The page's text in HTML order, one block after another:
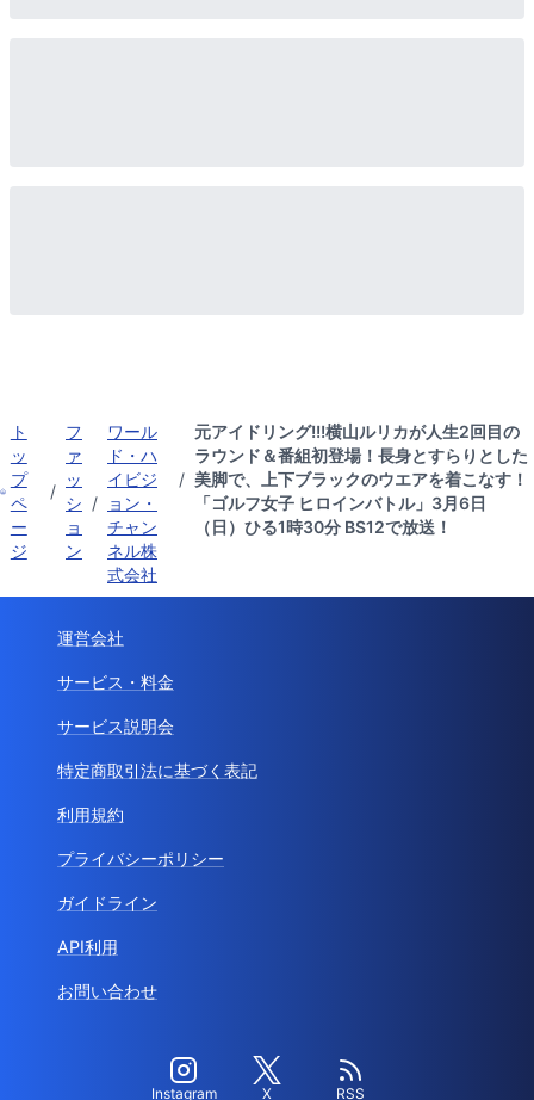
ト
ッ
プ
ペ
ー
ジ
/
フ
ァ
ッ
シ
ョ
ン
/
ワール
ド・ハ
イビジ
ョン・
チャン
ネル株
式会社
/
元アイドリング!!!横山ルリカが人生2回目の
ラウンド＆番組初登場！長身とすらりとした
美脚で、上下ブラックのウエアを着こなす！
「ゴルフ女子 ヒロインバトル」3月6日
（日）ひる1時30分 BS12で放送！
運営会社
サービス・料金
サービス説明会
特定商取引法に基づく表記
利用規約
プライバシーポリシー
ガイドライン
API利用
お問い合わせ
Instagram X RSS